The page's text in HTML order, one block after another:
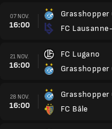
07 NOV.
16:00
Grasshopper
FC
21 NOV.
16:00
FC Lugano
Grasshopper
28 NOV.
16:00
Grasshopper
FC Bâle